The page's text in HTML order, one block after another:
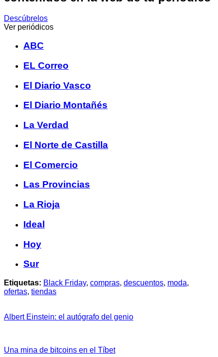
Descúbrelos
Ver periódicos
ABC
EL Correo
El Diario Vasco
El Diario Montañés
La Verdad
El Norte de Castilla
El Comercio
Las Provincias
La Rioja
Ideal
Hoy
Sur
Etiquetas: Black Friday, compras, descuentos, moda,
ofertas, tiendas
Albert Einstein: el autógrafo del genio
Una mina de bitcoins en el Tíbet